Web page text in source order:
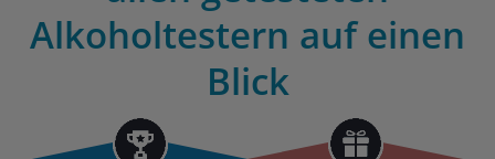
Alkoholtestern auf einen
Blick